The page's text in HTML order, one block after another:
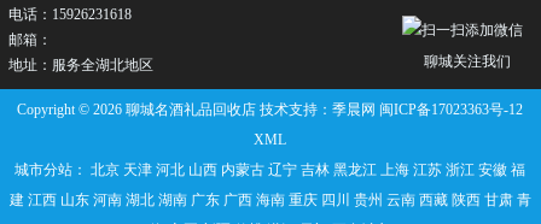
聊城关注我们
电话：15926231618
邮箱：
地址：服务全湖北地区
Copyright © 2026 聊城名酒礼品回收店 技术支持：季晨网闽ICP备17023363号-12
XML
城市分站：北京 天津 河北 山西 内蒙古 辽宁 吉林 黑龙江 上海 江苏 浙江 安徽 福
建 江西 山东 河南 湖北 湖南 广东 广西 海南 重庆 四川 贵州 云南 西藏 陕西 甘肃 青